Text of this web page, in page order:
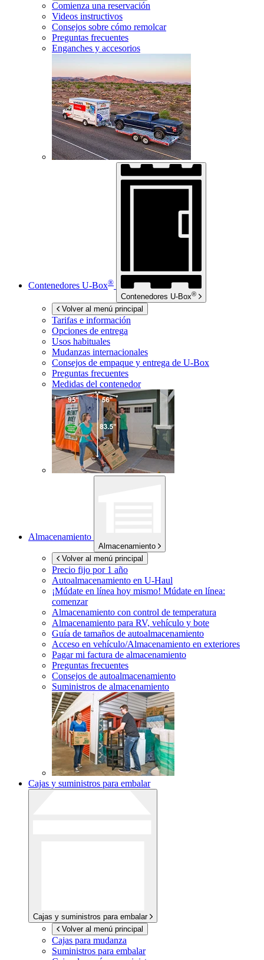
Comienza una reservación
Videos instructivos
Consejos sobre cómo remolcar
Preguntas frecuentes
Enganches y accesorios
Contenedores U-Box®
Contenedores U-Box®
Volver al menú principal
Tarifas e información
Opciones de entrega
Usos habituales
Mudanzas internacionales
Consejos de empaque y entrega de U-Box
Preguntas frecuentes
Medidas del contenedor
Almacenamiento
Almacenamiento
Volver al menú principal
Precio fijo por 1 año
Autoalmacenamiento en U-Haul
¡Múdate en línea hoy mismo! Múdate en línea:
comenzar
Almacenamiento con control de temperatura
Almacenamiento para RV, vehículo y bote
Guía de tamaños de autoalmacenamiento
Acceso en vehículo/Almacenamiento en exteriores
Pagar mi factura de almacenamiento
Preguntas frecuentes
Consejos de autoalmacenamiento
Suministros de almacenamiento
Cajas y suministros para embalar
Cajas y suministros para embalar
Volver al menú principal
Cajas para mudanza
Suministros para embalar